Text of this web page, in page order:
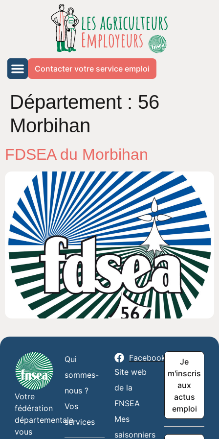
Contacter votre service emploi
Département : 56
Morbihan
FDSEA du Morbihan
Votre
fédération
départementale
vous
Qui
sommes-
nous ?
Vos
services
Facebook
Site web
de la
FNSEA
Mes
saisonniers
Je
m'inscris
aux
actus
emploi